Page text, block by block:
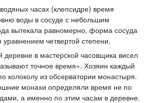
часах (клепсидре) время
воды в сосуде с небольшим
вытекала равномерно, форма сосуда
четвертой степени.
деревне в мастерской часовщика висел
точное время». Хозяин каждый
колоколу из обсерватории монастыря.
монахи определяли время не по
а именно по этим часам в деревне.